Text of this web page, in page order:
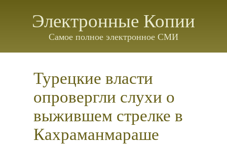
Электронные Копии
Самое полное электронное СМИ
Турецкие власти
опровергли слухи о
выжившем стрелке в
Кахраманмараше